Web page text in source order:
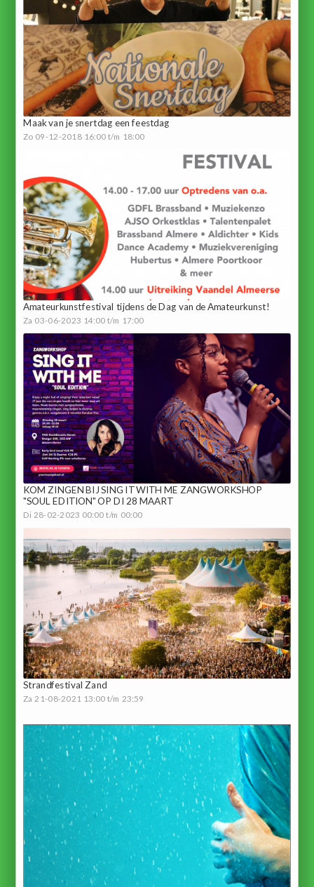
Maak van je snertdag een feestdag
Zo 09-12-2018 16:00 t/m 18:00
Amateurkunstfestival tijdens de Dag van de Amateurkunst!
Za 03-06-2023 14:00 t/m 17:00
KOM ZINGEN BIJ SING IT WITH ME ZANGWORKSHOP
"SOUL EDITION" OP DI 28 MAART
Di 28-02-2023 00:00 t/m 00:00
Strandfestival Zand
Za 21-08-2021 13:00 t/m 23:59